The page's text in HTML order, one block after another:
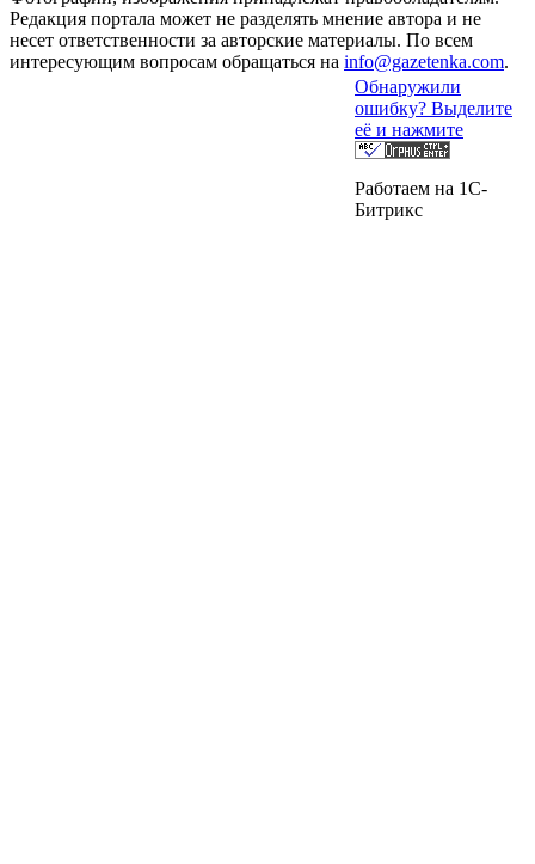
Редакция портала может не разделять мнение автора и не
несет ответственности за авторские материалы. По всем
интересующим вопросам обращаться на info@gazetenka.com.
Обнаружили
ошибку? Выделите
её и нажмите
Работаем на 1C-
Битрикс